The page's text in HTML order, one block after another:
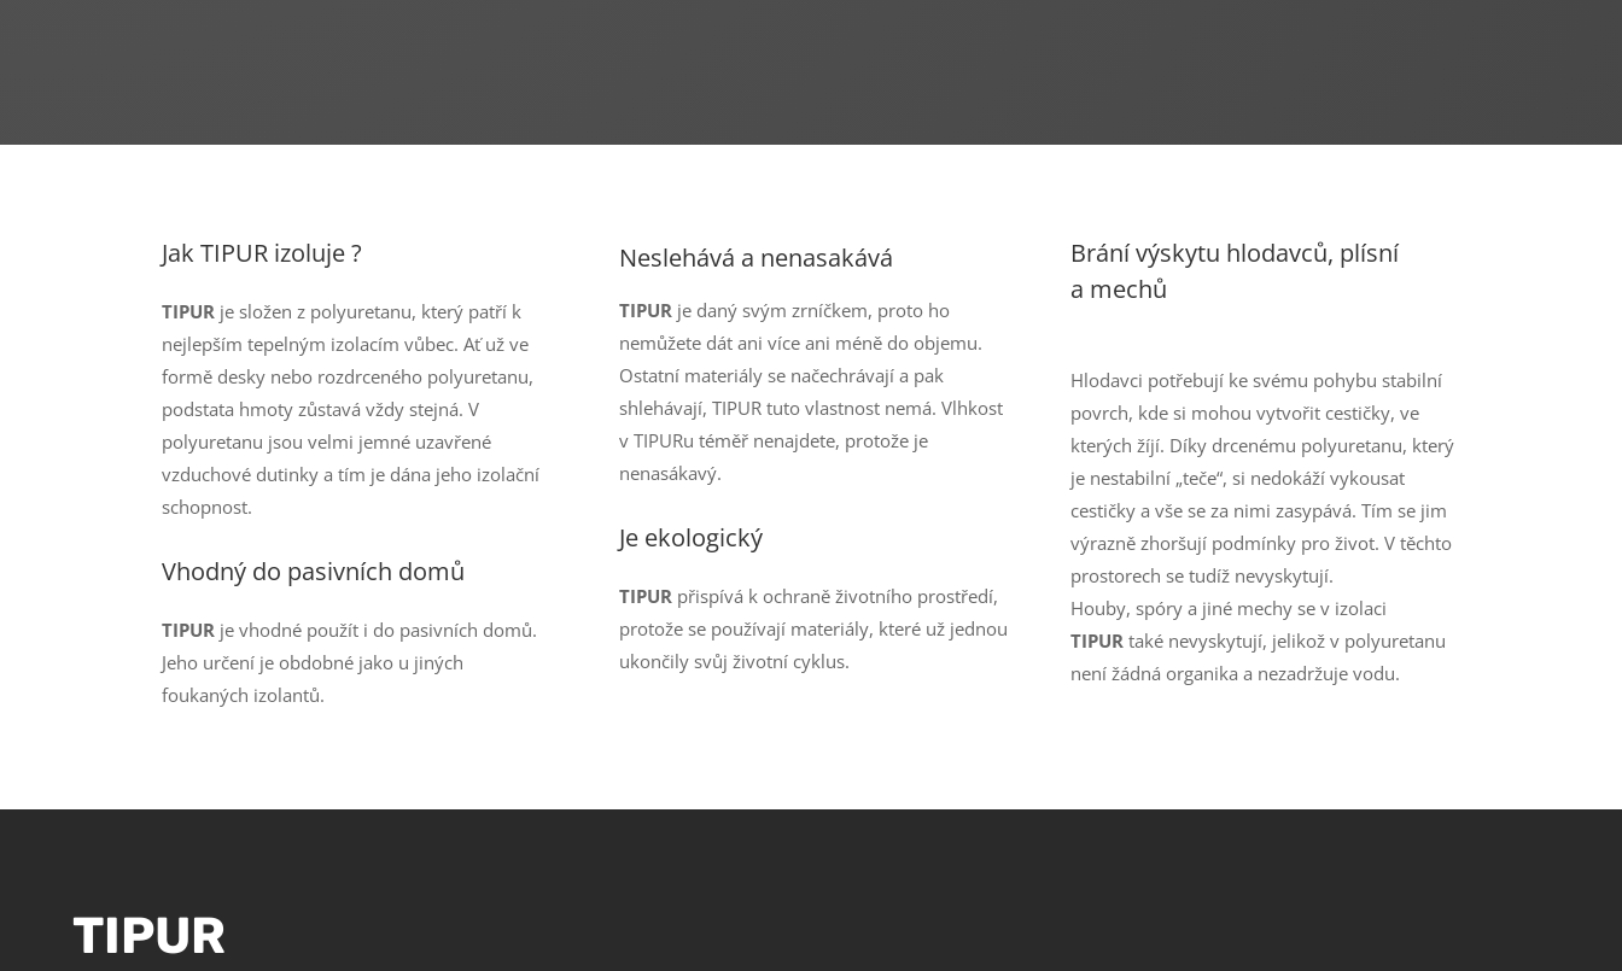
Jak TIPUR izoluje ?
TIPUR je složen z polyuretanu, který patří k
nejlepším tepelným izolacím vůbec. Ať už ve
formě desky nebo rozdrceného polyuretanu,
podstata hmoty zůstavá vždy stejná. V
polyuretanu jsou velmi jemné uzavřené
vzduchové dutinky a tím je dána jeho izolační
schopnost.
Vhodný do pasivních domů
TIPUR je vhodné použít i do pasivních domů.
Jeho určení je obdobné jako u jiných
foukaných izolantů.
Neslehává a nenasakává
TIPURje daný svým zrníčkem, proto ho
nemůžete dát ani více ani méně do objemu.
Ostatní materiály se načechrávají a pak
shlehávají, TIPUR tuto vlastnost nemá. Vlhkost
v TIPURu téměř nenajdete, protože je
nenasákavý.
Je ekologický
TIPURpřispívá k ochraně životního prostředí,
protože se používají materiály, které už jednou
ukončily svůj životní cyklus.
Brání výskytu hlodavců, plísní
a mechů
Hlodavci potřebují ke svému pohybu stabilní
povrch, kde si mohou vytvořit cestičky, ve
kterých žíjí. Díky drcenému polyuretanu, který
je nestabilní „teče“, si nedokáží vykousat
cestičky a vše se za nimi zasypává. Tím se jim
výrazně zhoršují podmínky pro život. V těchto
prostorech se tudíž nevyskytují.
Houby, spóry a jiné mechy se v izolaci
TIPURtaké nevyskytují, jelikož v polyuretanu
není žádná organika a nezadržuje vodu.
TIPUR